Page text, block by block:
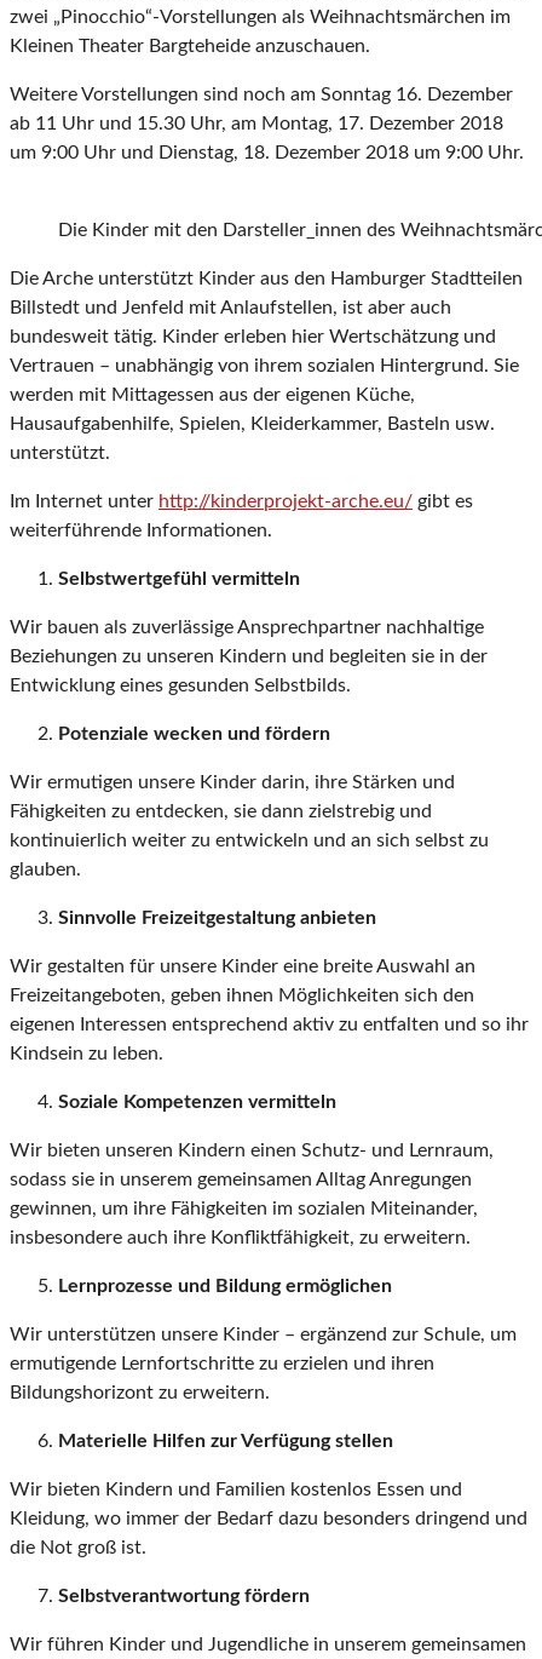
zwei „Pinocchio“-Vorstellungen als Weihnachtsmärchen im
Kleinen Theater Bargteheide anzuschauen.
Weitere Vorstellungen sind noch am Sonntag 16. Dezember
ab 11 Uhr und 15.30 Uhr, am Montag, 17. Dezember 2018
um 9:00 Uhr und Dienstag, 18. Dezember 2018 um 9:00 Uhr.
Die Kinder mit den Darsteller_innen des
Die Arche unterstützt Kinder aus den Hamburger Stadtteilen
Billstedt und Jenfeld mit Anlaufstellen, ist aber auch
bundesweit tätig. Kinder erleben hier Wertschätzung und
Vertrauen – unabhängig von ihrem sozialen Hintergrund. Sie
werden mit Mittagessen aus der eigenen Küche,
Hausaufgabenhilfe, Spielen, Kleiderkammer, Basteln usw.
unterstützt.
Im Internet unter http://kinderprojekt-arche.eu/ gibt es
weiterführende Informationen.
Selbstwertgefühl vermitteln
Wir bauen als zuverlässige Ansprechpartner nachhaltige
Beziehungen zu unseren Kindern und begleiten sie in der
Entwicklung eines gesunden Selbstbilds.
Potenziale wecken und fördern
Wir ermutigen unsere Kinder darin, ihre Stärken und
Fähigkeiten zu entdecken, sie dann zielstrebig und
kontinuierlich weiter zu entwickeln und an sich selbst zu
glauben.
Sinnvolle Freizeitgestaltung anbieten
Wir gestalten für unsere Kinder eine breite Auswahl an
Freizeitangeboten, geben ihnen Möglichkeiten sich den
eigenen Interessen entsprechend aktiv zu entfalten und so ihr
Kindsein zu leben.
Soziale Kompetenzen vermitteln
Wir bieten unseren Kindern einen Schutz- und Lernraum,
sodass sie in unserem gemeinsamen Alltag Anregungen
gewinnen, um ihre Fähigkeiten im sozialen Miteinander,
insbesondere auch ihre Konfliktfähigkeit, zu erweitern.
Lernprozesse und Bildung ermöglichen
Wir unterstützen unsere Kinder – ergänzend zur Schule, um
ermutigende Lernfortschritte zu erzielen und ihren
Bildungshorizont zu erweitern.
Materielle Hilfen zur Verfügung stellen
Wir bieten Kindern und Familien kostenlos Essen und
Kleidung, wo immer der Bedarf dazu besonders dringend und
die Not groß ist.
Selbstverantwortung fördern
Wir führen Kinder und Jugendliche in unserem gemeinsamen